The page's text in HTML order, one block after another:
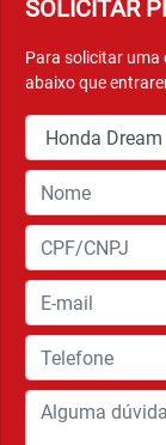
SOLICITAR
Para solicitar uma
abaixo que